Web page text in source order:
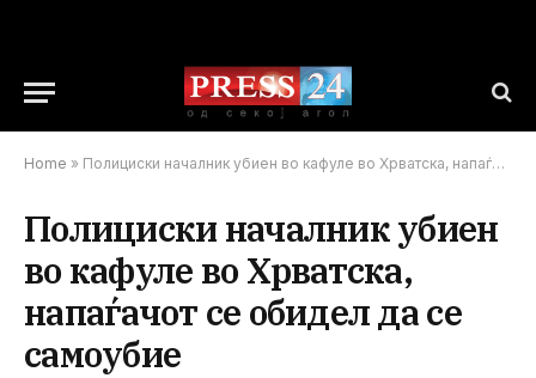
Home » Полициски началник убиен во кафуле во Хрватска, напаѓачот се обидел да се самоубие
Полициски началник убиен
во кафуле во Хрватска,
напаѓачот се обидел да се
самоубие